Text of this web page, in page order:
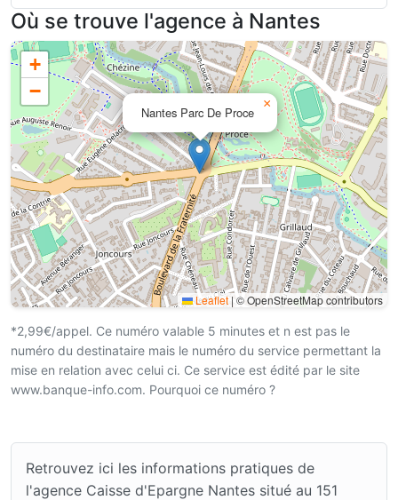
Où se trouve l'agence à Nantes
Nantes Parc De Proce
×
+
−
Leaflet | © OpenStreetMap contributors
*2,99€/appel. Ce numéro valable 5 minutes et n est pas le
numéro du destinataire mais le numéro du service permettant la
mise en relation avec celui ci. Ce service est édité par le site
www.banque-info.com. Pourquoi ce numéro ?
Retrouvez ici les informations pratiques de
l'agence Caisse d'Epargne Nantes situé au 151